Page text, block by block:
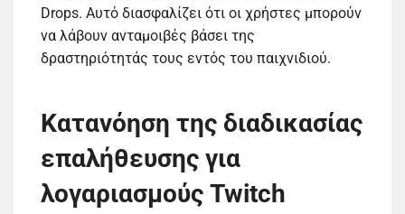
Drops. Αυτό διασφαλίζει ότι οι χρήστες μπορούν
να λάβουν ανταμοιβές βάσει της
δραστηριότητάς τους εντός του παιχνιδιού.
Κατανόηση της διαδικασίας
επαλήθευσης για
λογαριασμούς Twitch